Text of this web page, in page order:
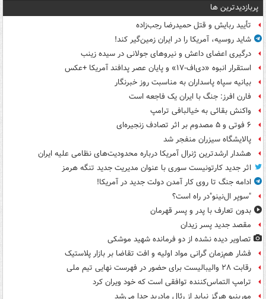
پربازدیدترین ها
تأیید ربایش و قتل حمیدرضا رجب‌زاده
شاید روسیه، آمریکا را در ایران زمین‌گیر کند!
درگیری اعضای داعش و نیروهای جولانی در سیده زینب
استقرار انبوه «دی‌اف‑۱۷» و پایان عصر پدافند آمریکا +عکس
بیانیه سپاه پاسداران به مناسبت روز خبرنگار
فارن افرز: جنگ با ایران یک فاجعه است
واکنش بقائی به خیالبافی ترامپ
۶ فوتی و ۵ مصدوم بر اثر تصادف زنجیره‌ای
پالایشگاه سیزران منفجر شد
هشدار ارشدترین ژنرال آمریکا درباره محدودیت‌های نظامی علیه ایران
اثر جدید کارتونیست سوری با عنوان مدیریت جدید تنگه هرمز
ادامه جنگ تا روی کار آمدن دولت جدید در آمریکا!
"سوپر ال‌نینو"در راه است؟
بدون تعارف با پدر و پسر قهرمان
مقصد جدید پسر زیدان
تصاویر دیده‌ نشده از دو فرمانده شهید موشکی
فشار هم‌زمان گرانی مواد اولیه و افت تقاضا بر بازار پلاستیک
رقابت ۲۸ والیبالیست برای حضور در فهرست نهایی تیم ملی
ترامپ التماس‌کننده توافقی است که خود ویران کرد
مورینیو هرگز نباید از رئال مادرید جدا می‌شد